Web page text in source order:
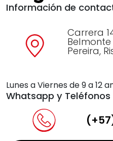
Información de
Carrera
Belmonte
Pereira,
Lunes a Viernes de 9 a 12
Whatsapp y Teléfonos